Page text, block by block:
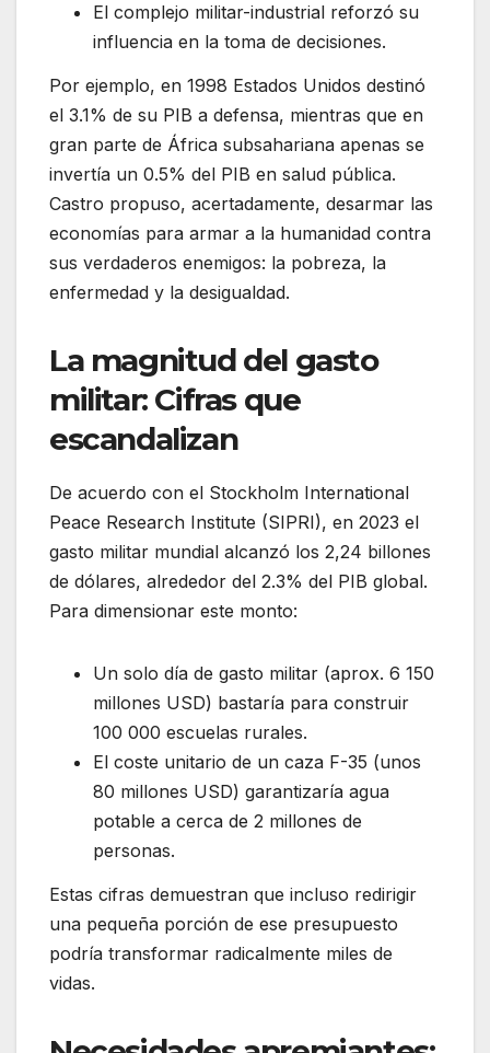
El complejo militar-industrial reforzó su
influencia en la toma de decisiones.
Por ejemplo, en 1998 Estados Unidos destinó
el 3.1% de su PIB a defensa, mientras que en
gran parte de África subsahariana apenas se
invertía un 0.5% del PIB en salud pública.
Castro propuso, acertadamente, desarmar las
economías para armar a la humanidad contra
sus verdaderos enemigos: la pobreza, la
enfermedad y la desigualdad.
La magnitud del gasto
militar: Cifras que
escandalizan
De acuerdo con el Stockholm International
Peace Research Institute (SIPRI), en 2023 el
gasto militar mundial alcanzó los 2,24 billones
de dólares, alrededor del 2.3% del PIB global.
Para dimensionar este monto:
Un solo día de gasto militar (aprox. 6 150
millones USD) bastaría para construir
100 000 escuelas rurales.
El coste unitario de un caza F-35 (unos
80 millones USD) garantizaría agua
potable a cerca de 2 millones de
personas.
Estas cifras demuestran que incluso redirigir
una pequeña porción de ese presupuesto
podría transformar radicalmente miles de
vidas.